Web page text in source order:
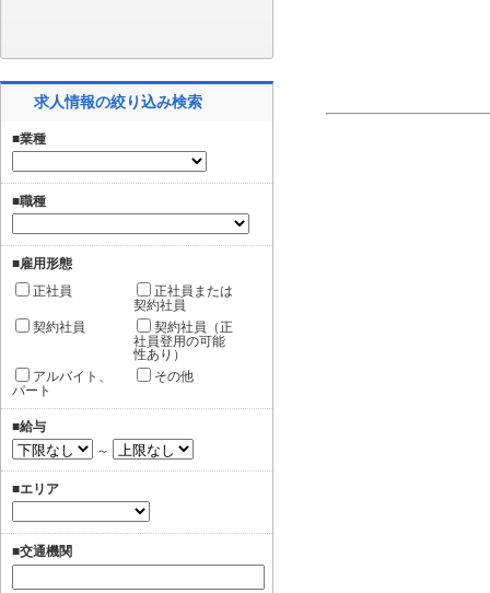
求人情報の絞り込み検索
■業種
■職種
■雇用形態
正社員
正社員または
契約社員
契約社員
契約社員（正
社員登用の可能
性あり）
アルバイト、
パート
その他
■給与
～
■エリア
■交通機関